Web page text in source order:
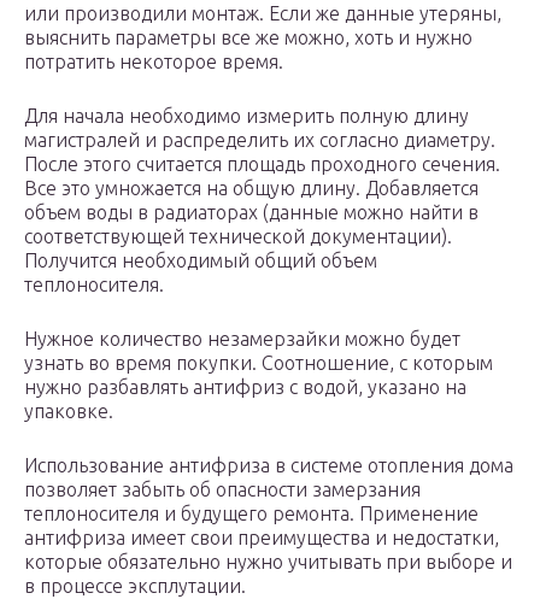
или производили монтаж. Если же данные утеряны,
выяснить параметры все же можно, хоть и нужно
потратить некоторое время.
Для начала необходимо измерить полную длину
магистралей и распределить их согласно диаметру.
После этого считается площадь проходного сечения.
Все это умножается на общую длину. Добавляется
объем воды в радиаторах (данные можно найти в
соответствующей технической документации).
Получится необходимый общий объем
теплоносителя.
Нужное количество незамерзайки можно будет
узнать во время покупки. Соотношение, с которым
нужно разбавлять антифриз с водой, указано на
упаковке.
Использование антифриза в системе отопления дома
позволяет забыть об опасности замерзания
теплоносителя и будущего ремонта. Применение
антифриза имеет свои преимущества и недостатки,
которые обязательно нужно учитывать при выборе и
в процессе эксплутации.